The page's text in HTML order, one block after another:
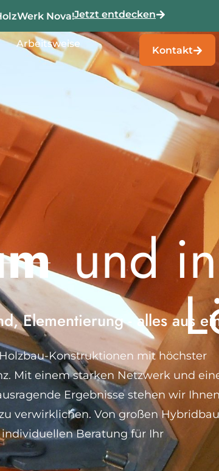
Nova!Jetzt entdecken
Arbeitsweise
Kontakt
und
Elementierung - alles aus
Konstruktionen mit höchster
Mit einem starken Netzwerk und
Ergebnisse stehen wir
verwirklichen. Von großen
Beratung für Ihr